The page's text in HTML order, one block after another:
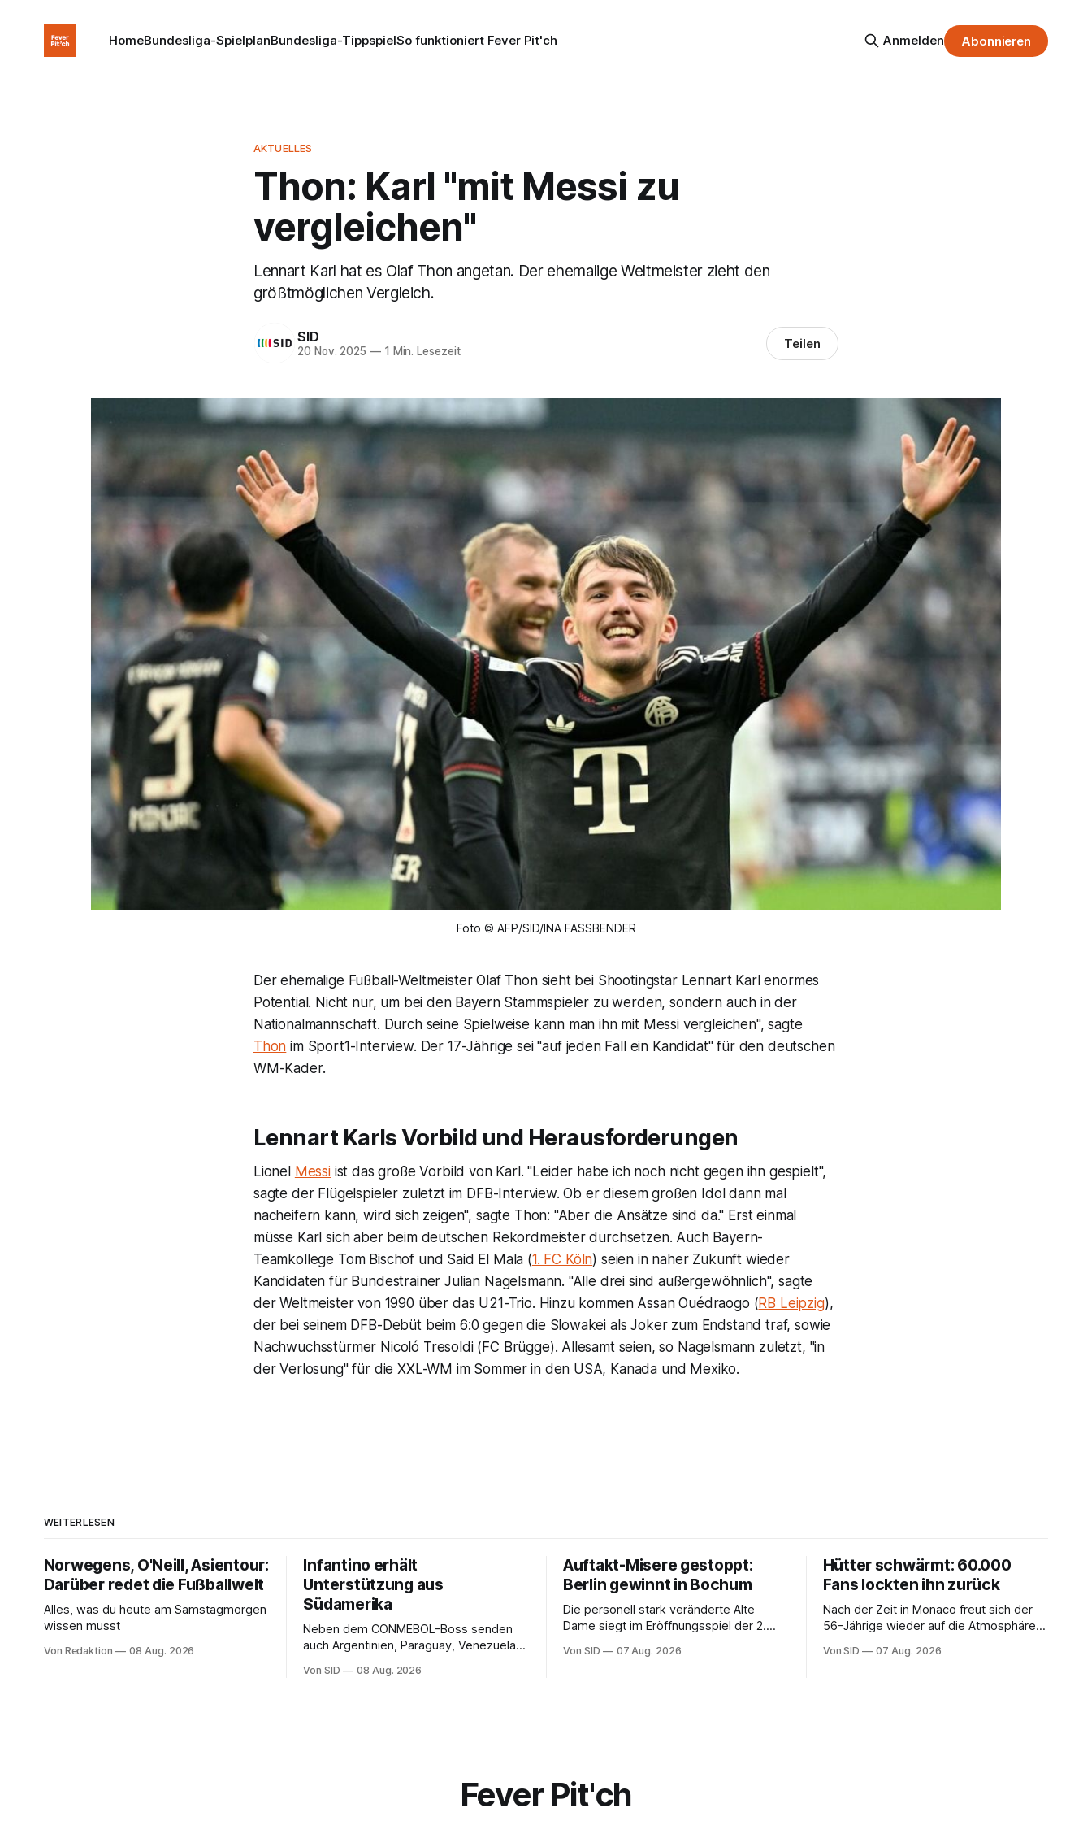
HomeBundesliga-SpielplanBundesliga-TippspielSo funktioniert Fever Pit'ch Anmelden Abonnieren
AKTUELLES
Thon: Karl "mit Messi zu
vergleichen"
Lennart Karl hat es Olaf Thon angetan. Der ehemalige Weltmeister zieht den
größtmöglichen Vergleich.
SID
20 Nov. 2025 —1 Min. Lesezeit Teilen
Foto © AFP/SID/INA FASSBENDER
Der ehemalige Fußball-Weltmeister Olaf Thon sieht bei Shootingstar Lennart Karl enormes
Potential. Nicht nur, um bei den Bayern Stammspieler zu werden, sondern auch in der
Nationalmannschaft. Durch seine Spielweise kann man ihn mit Messi vergleichen", sagte
Thon im Sport1-Interview. Der 17-Jährige sei "auf jeden Fall ein Kandidat" für den deutschen
WM-Kader.
Lennart Karls Vorbild und Herausforderungen
Lionel Messiist das große Vorbild von Karl. "Leider habe ich noch nicht gegen ihn gespielt",
sagte der Flügelspieler zuletzt im DFB-Interview. Ob er diesem großen Idol dann mal
nacheifern kann, wird sich zeigen", sagte Thon: "Aber die Ansätze sind da." Erst einmal
müsse Karl sich aber beim deutschen Rekordmeister durchsetzen. Auch Bayern-
Teamkollege Tom Bischof und Said El Mala (1. FC Köln) seien in naher Zukunft wieder
Kandidaten für Bundestrainer Julian Nagelsmann. "Alle drei sind außergewöhnlich", sagte
der Weltmeister von 1990 über das U21-Trio. Hinzu kommen Assan Ouédraogo (RB Leipzig),
der bei seinem DFB-Debüt beim 6:0 gegen die Slowakei als Joker zum Endstand traf, sowie
Nachwuchsstürmer Nicoló Tresoldi (FC Brügge). Allesamt seien, so Nagelsmann zuletzt, "in
der Verlosung" für die XXL-WM im Sommer in den USA, Kanada und Mexiko.
WEITERLESEN
Norwegens, O'Neill, Asientour:
Darüber redet die Fußballwelt
Alles, was du heute am Samstagmorgen
wissen musst
Von Redaktion 08 Aug. 2026
Infantino erhält
Unterstützung aus
Südamerika
Neben dem CONMEBOL-Boss senden
auch Argentinien, Paraguay, Venezuela
Von SID 08 Aug. 2026
Auftakt-Misere gestoppt:
Berlin gewinnt in Bochum
Die personell stark veränderte Alte
Dame siegt im Eröffnungsspiel der 2.
Von SID 07 Aug. 2026
Hütter schwärmt: 60.000
Fans lockten ihn zurück
Nach der Zeit in Monaco freut sich der
56-Jährige wieder auf die Atmosphäre in
Von SID 07 Aug. 2026
Fever Pit'ch